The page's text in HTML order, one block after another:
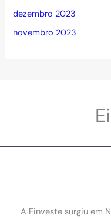
dezembro 2023
novembro 2023
A Einveste surgiu em